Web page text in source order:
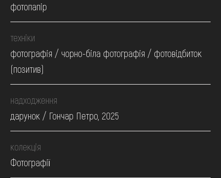
фотопапір
техніки
фотографія / чорно-біла фотографія / фотовідбиток
(позитив)
надходження
дарунок / Гончар Петро, 2025
колекція
Фотографії